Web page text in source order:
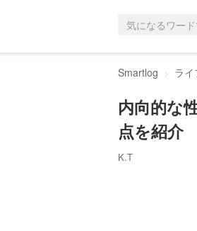
Smartlog ラ
内向的な
点を紹介
K.T